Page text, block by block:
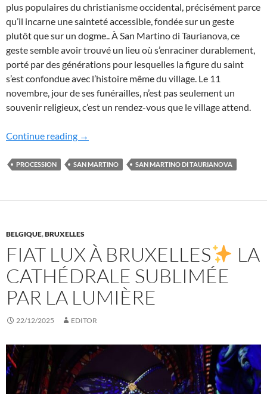
plus populaires du christianisme occidental, précisément parce
qu’il incarne une sainteté accessible, fondée sur un geste
plutôt que sur un dogme.. À San Martino di Taurianova, ce
geste semble avoir trouvé un lieu où s’enraciner durablement,
porté par des générations pour lesquelles la figure du saint
s’est confondue avec l’histoire même du village. Le 11
novembre, jour de ses funérailles, n’est pas seulement un
souvenir religieux, c’est un rendez-vous que le village attend.
Continue reading La processione di San Martino di Taurianova
→
PROCESSION SAN MARTINO SAN MARTINO DI TAURIANOVA
BELGIQUE,BRUXELLES
FIAT LUX À BRUXELLES
LA
CATHÉDRALE SUBLIMÉE
PAR LA LUMIÈRE
22/12/2025 EDITOR